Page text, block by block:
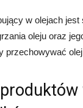
w olejach
oleju oraz
przechowywać